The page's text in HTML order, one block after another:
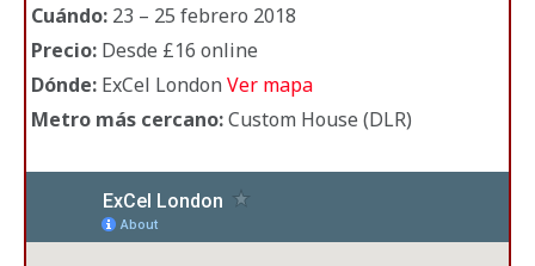
Cuándo: 23 – 25 febrero 2018
Precio: Desde £16 online
Dónde: ExCel London Ver mapa
Metro más cercano:Custom House (DLR)